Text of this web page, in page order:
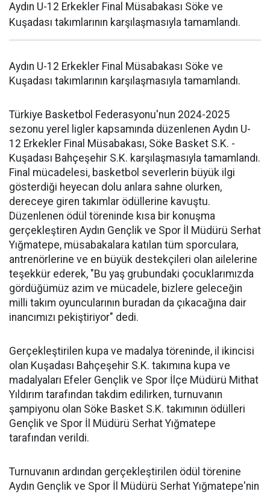
Aydın U-12 Erkekler Final Müsabakası Söke ve
Kuşadası takımlarının karşılaşmasıyla tamamlandı.
Aydın U-12 Erkekler Final Müsabakası Söke ve
Kuşadası takımlarının karşılaşmasıyla tamamlandı.
Türkiye Basketbol Federasyonu'nun 2024-2025
sezonu yerel ligler kapsamında düzenlenen Aydın U-
12 Erkekler Final Müsabakası, Söke Basket S.K. -
Kuşadası Bahçeşehir S.K. karşılaşmasıyla tamamlandı.
Final mücadelesi, basketbol severlerin büyük ilgi
gösterdiği heyecan dolu anlara sahne olurken,
dereceye giren takımlar ödüllerine kavuştu.
Düzenlenen ödül töreninde kısa bir konuşma
gerçekleştiren Aydın Gençlik ve Spor İl Müdürü Serhat
Yığmatepe, müsabakalara katılan tüm sporculara,
antrenörlerine ve en büyük destekçileri olan ailelerine
teşekkür ederek, "Bu yaş grubundaki çocuklarımızda
gördüğümüz azim ve mücadele, bizlere geleceğin
milli takım oyuncularının buradan da çıkacağına dair
inancımızı pekiştiriyor" dedi.
Gerçekleştirilen kupa ve madalya töreninde, il ikincisi
olan Kuşadası Bahçeşehir S.K. takımına kupa ve
madalyaları Efeler Gençlik ve Spor İlçe Müdürü Mithat
Yıldırım tarafından takdim edilirken, turnuvanın
şampiyonu olan Söke Basket S.K. takımının ödülleri
Gençlik ve Spor İl Müdürü Serhat Yığmatepe
tarafından verildi.
Turnuvanın ardından gerçekleştirilen ödül törenine
Aydın Gençlik ve Spor İl Müdürü Serhat Yığmatepe'nin